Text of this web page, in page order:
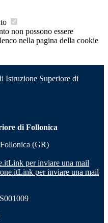
non possono essere
nella pagina della cookie
Istruzione Superiore di
di Follonica
(GR)
Link per inviare una mail
Link per inviare una mail